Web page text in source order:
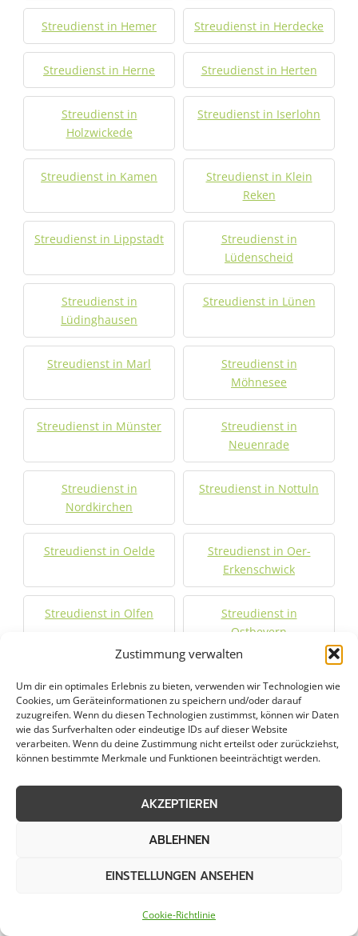
Zustimmung verwalten
Um dir ein optimales Erlebnis zu bieten, verwenden wir Technologien wie
Cookies, um Geräteinformationen zu speichern und/oder darauf
zuzugreifen. Wenn du diesen Technologien zustimmst, können wir Daten
wie das Surfverhalten oder eindeutige IDs auf dieser Website
verarbeiten. Wenn du deine Zustimmung nicht erteilst oder zurückziehst,
können bestimmte Merkmale und Funktionen beeinträchtigt werden.
AKZEPTIEREN
ABLEHNEN
EINSTELLUNGEN ANSEHEN
Cookie-Richtlinie
Streudienst in Hemer Streudienst in Herdecke
Streudienst in Herne Streudienst in Herten
Streudienst in
Holzwickede
Streudienst in Iserlohn
Streudienst in Kamen
Streudienst in Klein
Reken
Streudienst in Lippstadt
Streudienst in
Lüdenscheid
Streudienst in
Lüdinghausen
Streudienst in Lünen
Streudienst in Marl
Streudienst in
Möhnesee
Streudienst in Münster
Streudienst in
Neuenrade
Streudienst in
Nordkirchen
Streudienst in Nottuln
Streudienst in Oelde
Streudienst in Oer-
Erkenschwick
Streudienst in Olfen
Streudienst in
Ostbevern
Schalksmühle
Streudienst in Schwerte Streudienst in Selm
Streudienst in Senden
Streudienst in
Streudienst in Soest